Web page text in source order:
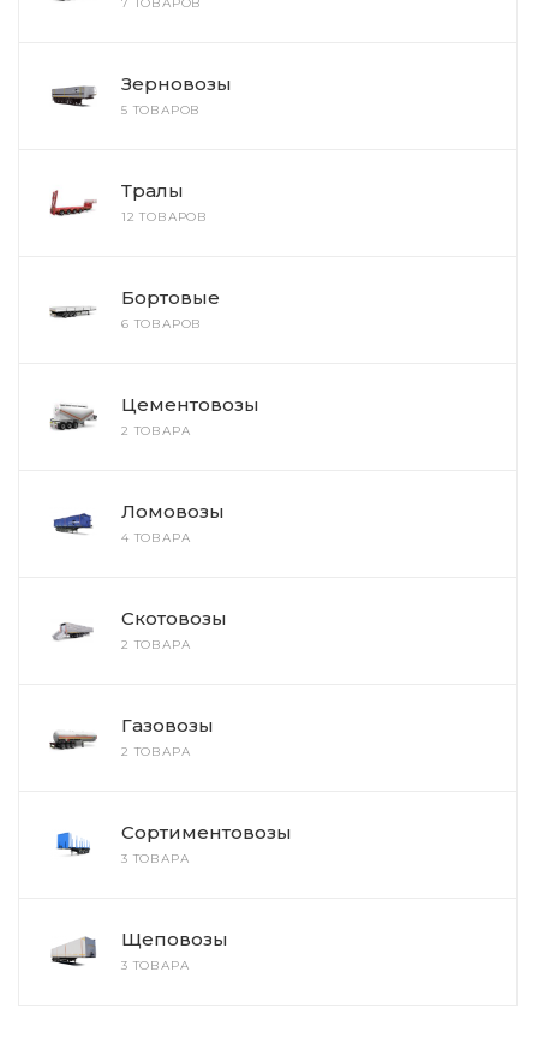
Зерновозы
5 ТОВАРОВ
Тралы
12 ТОВАРОВ
Бортовые
6 ТОВАРОВ
Цементовозы
2 ТОВАРА
Ломовозы
4 ТОВАРА
Скотовозы
2 ТОВАРА
Газовозы
2 ТОВАРА
Сортиментовозы
3 ТОВАРА
Щеповозы
3 ТОВАРА